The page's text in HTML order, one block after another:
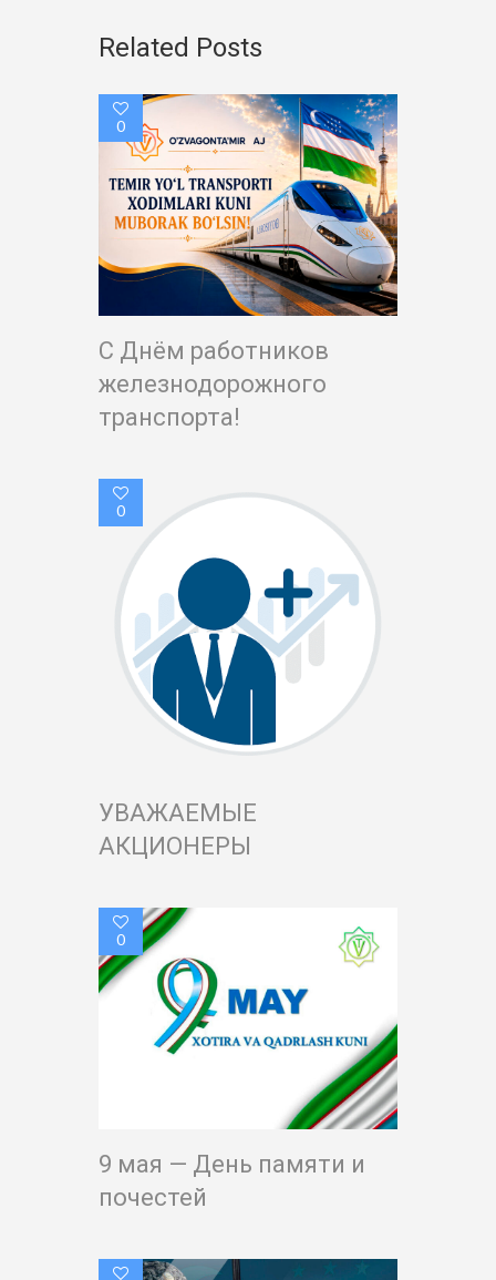
Related Posts
0
С Днём работников
железнодорожного
транспорта!
0
УВАЖАЕМЫЕ
АКЦИОНЕРЫ
0
9 мая — День памяти и
почестей